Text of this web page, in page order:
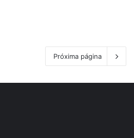
Próxima página